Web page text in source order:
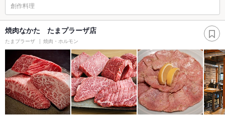
創作料理
焼肉なかた たまプラーザ店
たまプラーザ 焼肉・ホルモン